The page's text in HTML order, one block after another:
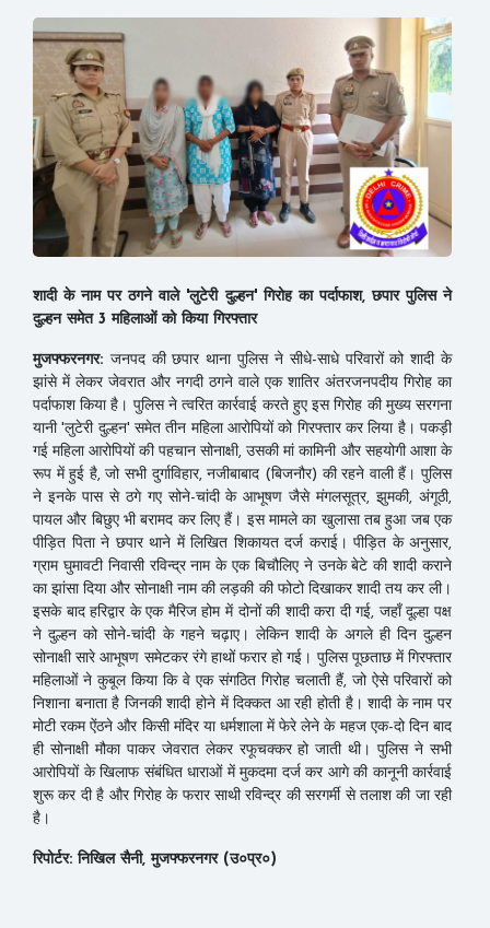
शादी के नाम पर ठगने वाले 'लुटेरी दुल्हन' गिरोह का पर्दाफाश, छपार पुलिस ने
दुल्हन समेत 3 महिलाओं को किया गिरफ्तार
मुजफ्फरनगर: जनपद की छपार थाना पुलिस ने सीधे-साधे परिवारों को शादी के
झांसे में लेकर जेवरात और नगदी ठगने वाले एक शातिर अंतरजनपदीय गिरोह का
पर्दाफाश किया है। पुलिस ने त्वरित कार्रवाई करते हुए इस गिरोह की मुख्य सरगना
यानी 'लुटेरी दुल्हन' समेत तीन महिला आरोपियों को गिरफ्तार कर लिया है। पकड़ी
गई महिला आरोपियों की पहचान सोनाक्षी, उसकी मां कामिनी और सहयोगी आशा के
रूप में हुई है, जो सभी दुर्गाविहार, नजीबाबाद (बिजनौर) की रहने वाली हैं। पुलिस
ने इनके पास से ठगे गए सोने-चांदी के आभूषण जैसे मंगलसूत्र, झुमकी, अंगूठी,
पायल और बिछुए भी बरामद कर लिए हैं। इस मामले का खुलासा तब हुआ जब एक
पीड़ित पिता ने छपार थाने में लिखित शिकायत दर्ज कराई। पीड़ित के अनुसार,
ग्राम घुमावटी निवासी रविन्द्र नाम के एक बिचौलिए ने उनके बेटे की शादी कराने
का झांसा दिया और सोनाक्षी नाम की लड़की की फोटो दिखाकर शादी तय कर ली।
इसके बाद हरिद्वार के एक मैरिज होम में दोनों की शादी करा दी गई, जहाँ दूल्हा पक्ष
ने दुल्हन को सोने-चांदी के गहने चढ़ाए। लेकिन शादी के अगले ही दिन दुल्हन
सोनाक्षी सारे आभूषण समेटकर रंगे हाथों फरार हो गई। पुलिस पूछताछ में गिरफ्तार
महिलाओं ने कुबूल किया कि वे एक संगठित गिरोह चलाती हैं, जो ऐसे परिवारों को
निशाना बनाता है जिनकी शादी होने में दिक्कत आ रही होती है। शादी के नाम पर
मोटी रकम ऐंठने और किसी मंदिर या धर्मशाला में फेरे लेने के महज एक-दो दिन बाद
ही सोनाक्षी मौका पाकर जेवरात लेकर रफूचक्कर हो जाती थी। पुलिस ने सभी
आरोपियों के खिलाफ संबंधित धाराओं में मुकदमा दर्ज कर आगे की कानूनी कार्रवाई
शुरू कर दी है और गिरोह के फरार साथी रविन्द्र की सरगर्मी से तलाश की जा रही
है।
रिपोर्टर: निखिल सैनी, मुजफ्फरनगर (उ०प्र०)